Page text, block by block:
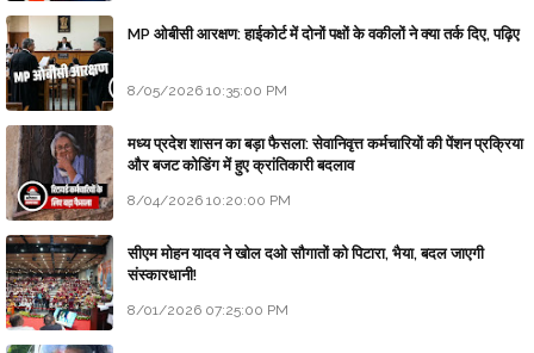
MP ओबीसी आरक्षण: हाईकोर्ट में दोनों पक्षों के वकीलों ने क्या तर्क दिए, पढ़िए
8/05/2026 10:35:00 PM
मध्य प्रदेश शासन का बड़ा फैसला: सेवानिवृत्त कर्मचारियों की पेंशन प्रक्रिया
और बजट कोडिंग में हुए क्रांतिकारी बदलाव
8/04/2026 10:20:00 PM
सीएम मोहन यादव ने खोल दओ सौगातों को पिटारा, भैया, बदल जाएगी
संस्कारधानी!
8/01/2026 07:25:00 PM